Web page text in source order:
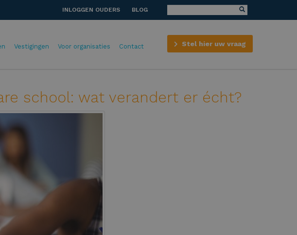
INLOGGEN OUDERS BLOG
Vestigingen Voor organisaties Contact Stel hier uw vraag
school: wat verandert er écht?